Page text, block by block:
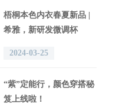
梧桐本色内衣春夏新品 |
希雅，新研发微调杯
2024-03-25
“紫”定能行，颜色穿搭秘
笈上线啦！